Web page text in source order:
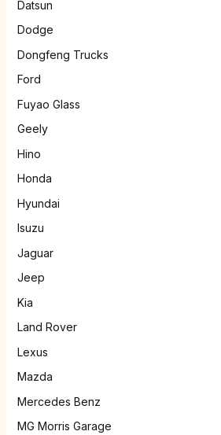
Datsun
Dodge
Dongfeng Trucks
Ford
Fuyao Glass
Geely
Hino
Honda
Hyundai
Isuzu
Jaguar
Jeep
Kia
Land Rover
Lexus
Mazda
Mercedes Benz
MG Morris Garage